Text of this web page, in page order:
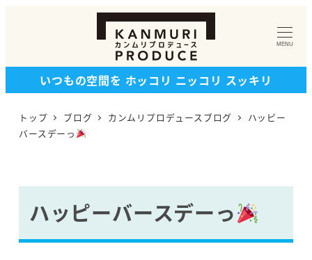
ン
MENU
いつもの空間を ホッコリ ニッコリ スッキリ
トップ ブログ カンムリプロデュースブログ
ハッピー
バースデーっ
ハッピーバースデーっ